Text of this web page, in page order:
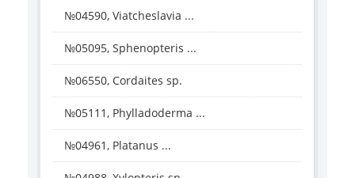
№04590, Viatcheslavia ...
№05095, Sphenopteris ...
№06550, Cordaites sp.
№05111, Phylladoderma ...
№04961, Platanus ...